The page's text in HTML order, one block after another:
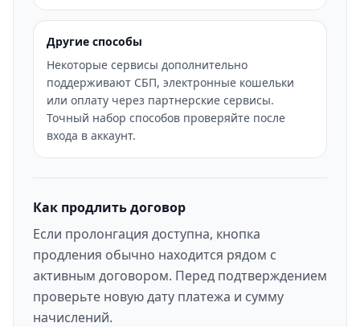
Другие способы
Некоторые сервисы дополнительно
поддерживают СБП, электронные кошельки
или оплату через партнерские сервисы.
Точный набор способов проверяйте после
входа в аккаунт.
Как продлить договор
Если пролонгация доступна, кнопка
продления обычно находится рядом с
активным договором. Перед подтверждением
проверьте новую дату платежа и сумму
начислений.